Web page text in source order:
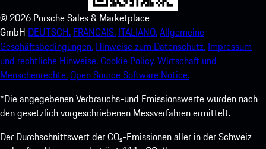
© 2026 Porsche Sales & Marketplace
GmbH DEUTSCH. FRANCAIS. ITALIANO.Allgemeine
Geschäftsbedingungen. Hinweise zum Datenschutz. Impressum
und rechtliche Hinweise.Cookie Policy.Wirtschaft und
Menschenrechte.Open Source Software Notice.
*Die angegebenen Verbrauchs-und Emissionswerte wurden nach
den gesetzlich vorgeschriebenen Messverfahren ermittelt.
Der Durchschnittswert der CO₂-Emissionen aller in der Schweiz